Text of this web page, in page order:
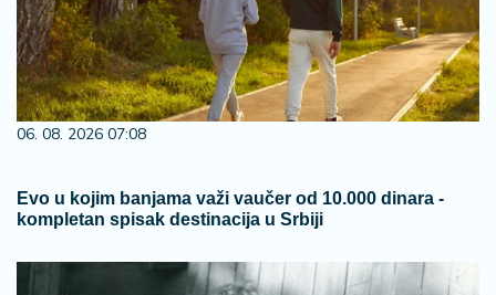
06. 08. 2026 07:08
Evo u kojim banjama važi vaučer od 10.000 dinara -
kompletan spisak destinacija u Srbiji